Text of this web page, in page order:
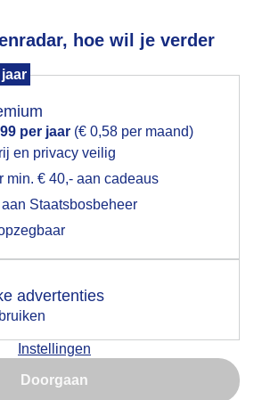
hoe wil je verder
jaar
per jaar (€ 0,58 per maand)
en privacy veilig
min. € 40,- aan cadeaus
Staatsbosbeheer
advertenties
Instellingen
Doorgaan
locatie gebruiken voor het
geen akkoord op hebt gegeven,
pop-up uit je browser waarin
toon de popup
misschien later